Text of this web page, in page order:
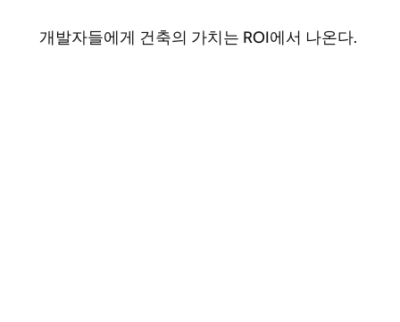
개발자들에게 건축의 가치는 ROI에서 나온다.